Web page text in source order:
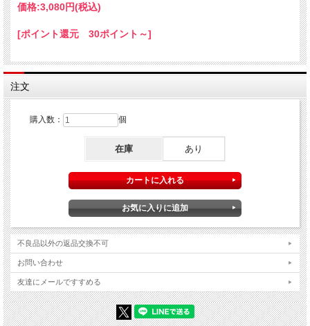
価格:3,080円(税込)
[ポイント還元 30ポイント～]
注文
購入数： 個
在庫 あり
不良品以外の返品交換不可
お問い合わせ
友達にメールですすめる